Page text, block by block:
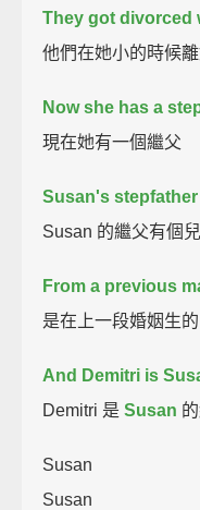
They got divorced
他們在她小的時候
Now she has a
現在她有一個繼父
Susan's
Susan 的繼父有個
From a previous
是在上一段婚姻生的
And Demitri is
Demitri 是Susan
Susan
Susan